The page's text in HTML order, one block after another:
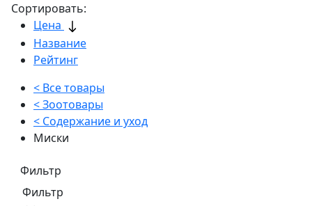
Сортировать:
Цена
Название
Рейтинг
< Все товары
< Зоотовары
< Содержание и уход
Миски
Фильтр
Фильтр